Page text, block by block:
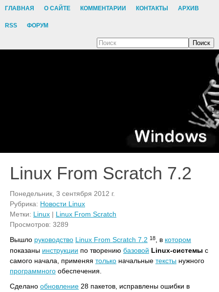
ГЛАВНАЯ О САЙТЕ КОММЕНТАРИИ КОНТАКТЫ АРХИВ
RSS ФОРУМ
Поиск
Linux From Scratch 7.2
Понедельник, 3 сентября 2012 г.
Рубрика: Новости Linux
Метки: Linux | Linux From Scratch
Просмотров: 3289
Вышло руководство Linux From Scratch 7.2 18 , в котором
показаны инструкции по творению базовой Linux-системы с
самого начала, применяя только начальные тексты нужного
программного обеспечения.
Сделано обновление 28 пакетов, исправлены ошибки в